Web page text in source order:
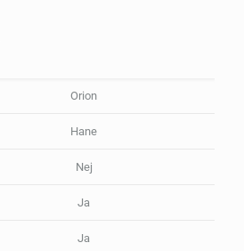
Orion
Hane
Nej
Ja
Ja